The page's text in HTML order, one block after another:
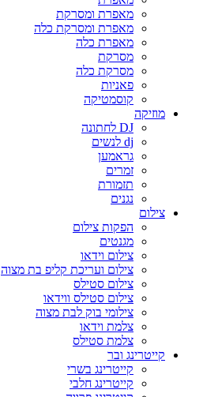
מאפרת ומסרקת
מאפרת ומסרקת כלה
מאפרת כלה
מסרקת
מסרקת כלה
פאניות
קוסמטיקה
מוזיקה
DJ לחתונה
dj לנשים
גראמען
זמרים
תזמורת
נגנים
צילום
הפקות צילום
מגנטים
צילום וידאו
צילום ועריכת קליפ בת מצוה
צילום סטילס
צילום סטילס ווידאו
צילומי בוק לבת מצוה
צלמת וידאו
צלמת סטילס
קייטרינג ובר
קייטרינג בשרי
קייטרינג חלבי